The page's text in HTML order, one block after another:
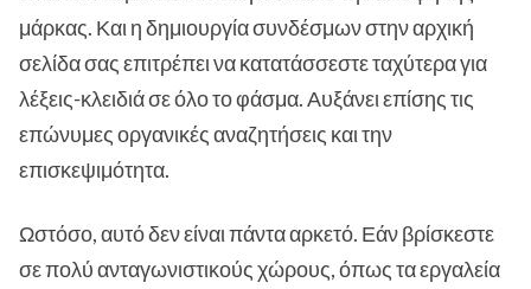
μάρκας. Και η δημιουργία συνδέσμων στην αρχική
σελίδα σας επιτρέπει να κατατάσσεστε ταχύτερα για
λέξεις-κλειδιά σε όλο το φάσμα. Αυξάνει επίσης τις
επώνυμες οργανικές αναζητήσεις και την
επισκεψιμότητα.
Ωστόσο, αυτό δεν είναι πάντα αρκετό. Εάν βρίσκεστε
σε πολύ ανταγωνιστικούς χώρους, όπως τα εργαλεία